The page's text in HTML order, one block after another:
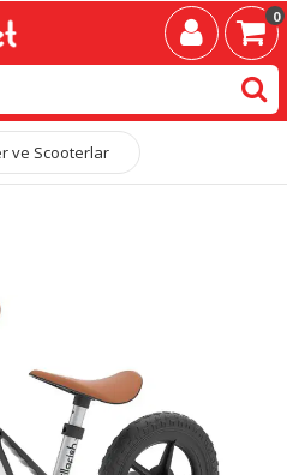
0
ve Scooterlar